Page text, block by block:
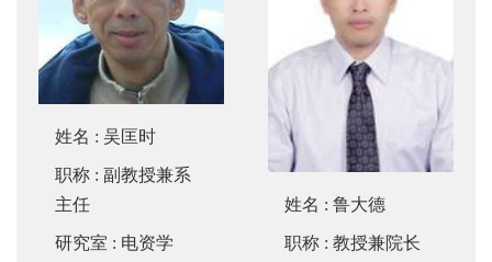
姓名 : 吴匡时
职称 : 副教授兼系
主任
研究室 : 电资学
姓名 : 鲁大德
职称 : 教授兼院长